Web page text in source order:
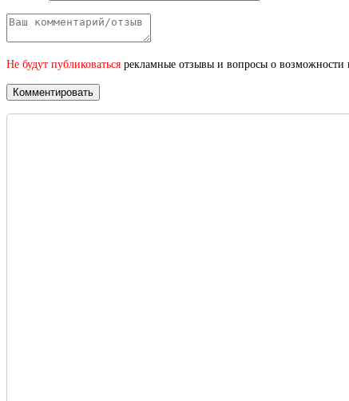
Не будут публиковаться рекламные отзывы и вопросы о возможности